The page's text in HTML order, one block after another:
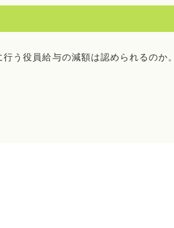
う役員給与の減額は認められるのか